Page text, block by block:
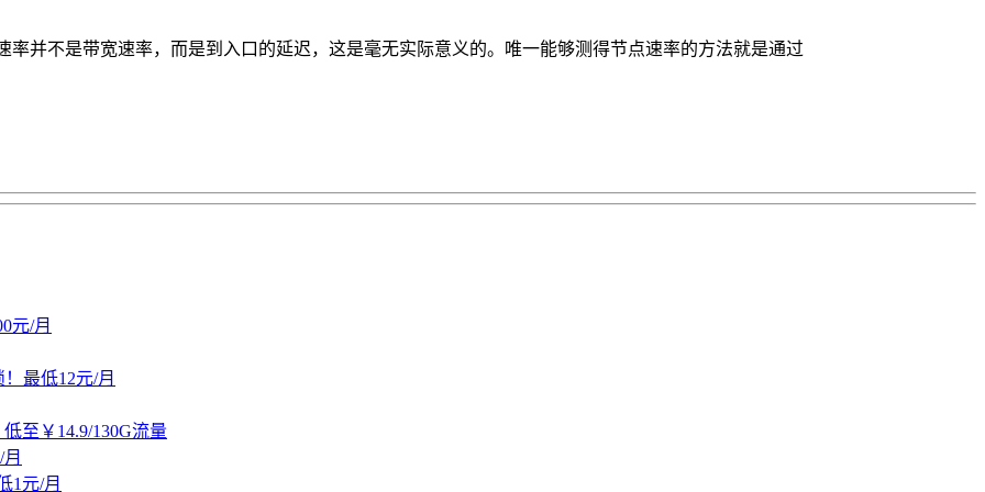
率并不是带宽速率，而是到入口的延迟，这是毫无实际意义的。唯一能够测得节点速率的方法就是通过
元/月
最低12元/月
至￥14.9/130G流量
1元/月